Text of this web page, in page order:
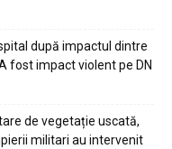
după impactul dintre
fost impact violent pe DN
de vegetație uscată,
militari au intervenit